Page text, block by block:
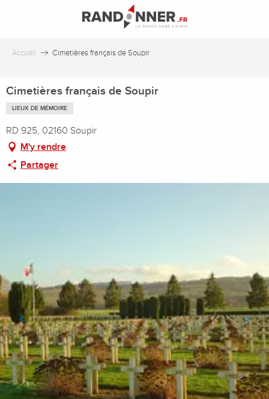
principal
Accueil Cimetières français de Soupir
Cimetières français de Soupir
LIEUX DE MÉMOIRE
RD 925, 02160 Soupir
M'y rendre
Partager